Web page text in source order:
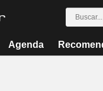
Agenda